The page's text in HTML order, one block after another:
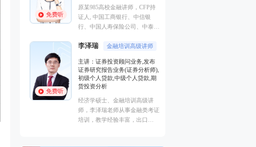
免费听
能力,初级法律法规与综合能力
曾就职于多家大型证券、期货公
验，外汇分析师，大学生金融交
个从业资格。
徐雨光 授课专业,易理解,举例形象
主讲：初级个人理财
金融系，主要教学及研究方向为
投资理财，教学经验丰富，专业
功底深厚，对热点考点把握准